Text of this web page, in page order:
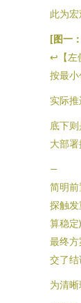
此为宏
[图一
↩【左
按最小
实际
底下
大部
—
简明
探触
算稳
最终
交了结
为清